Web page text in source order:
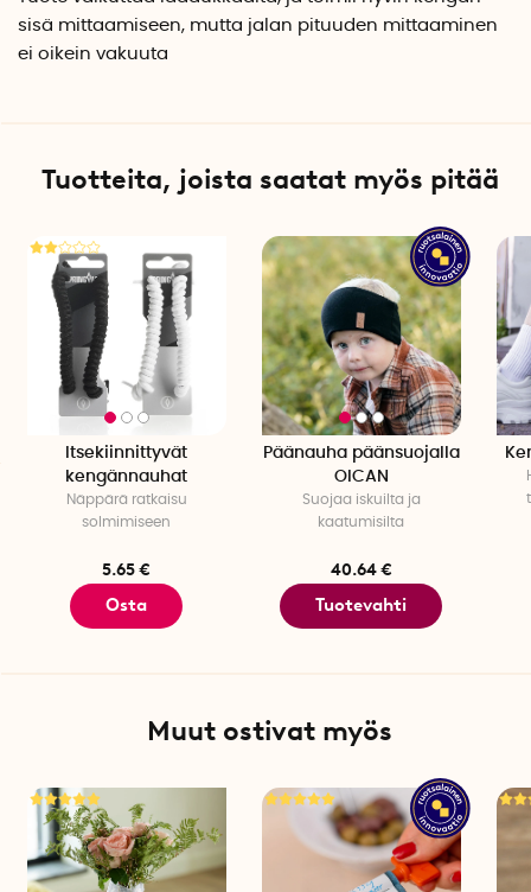
sisä mittaamiseen, mutta jalan pituuden mittaaminen
ei oikein vakuuta
Tuotteita, joista saatat myös pitää
Itsekiinnittyvät
kengännauhat
Näppärä ratkaisu
solmimiseen
5.65 €
Osta
Päänauha päänsuojalla
OICAN
Suojaa iskuilta ja
kaatumisilta
40.64 €
Tuotevahti
Muut ostivat myös